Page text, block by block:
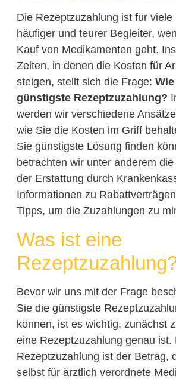
Die Rezeptzuzahlung ist für viele
häufiger und teurer Begleiter,
Kauf von Medikamenten geht.
Zeiten, in denen die Kosten für
steigen, stellt sich die Frage:
günstigste Rezeptzuzahlung?
werden wir verschiedene
wie Sie die Kosten im Griff
Sie günstigste Lösung finden
betrachten wir unter anderem
der Erstattung durch
Informationen zu
Tipps, um die Zuzahlungen zu
Was ist eine
Bevor wir uns mit der Frage
Sie die günstigste
können, ist es wichtig, zunächst
eine Rezeptzuzahlung genau ist.
Rezeptzuzahlung ist der Betrag,
selbst für ärztlich verordnete